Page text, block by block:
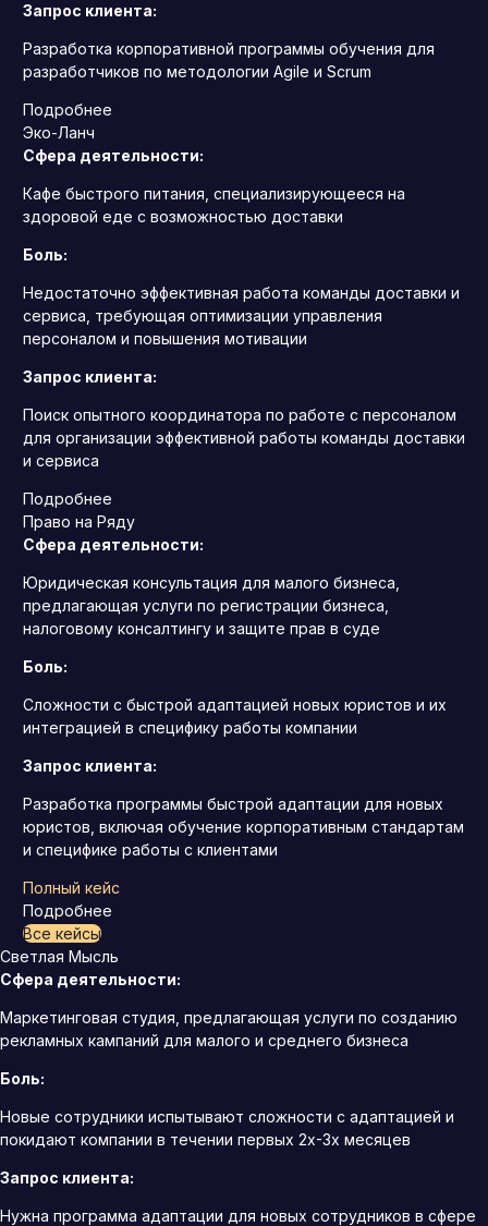
Запрос клиента:
Разработка корпоративной программы обучения для
разработчиков по методологии Agile и Scrum
Подробнее
Эко-Ланч
Сфера деятельности:
Кафе быстрого питания, специализирующееся на
здоровой еде с возможностью доставки
Боль:
Недостаточно эффективная работа команды доставки и
сервиса, требующая оптимизации управления
персоналом и повышения мотивации
Запрос клиента:
Поиск опытного координатора по работе с персоналом
для организации эффективной работы команды доставки
и сервиса
Подробнее
Право на Ряду
Сфера деятельности:
Юридическая консультация для малого бизнеса,
предлагающая услуги по регистрации бизнеса,
налоговому консалтингу и защите прав в суде
Боль:
Сложности с быстрой адаптацией новых юристов и их
интеграцией в специфику работы компании
Запрос клиента:
Разработка программы быстрой адаптации для новых
юристов, включая обучение корпоративным стандартам
и специфике работы с клиентами
Полный кейс
Подробнее
Все кейсы
Светлая Мысль
Сфера деятельности:
Маркетинговая студия, предлагающая услуги по созданию
рекламных кампаний для малого и среднего бизнеса
Боль:
Новые сотрудники испытывают сложности с адаптацией и
покидают компании в течении первых 2х-3х месяцев
Запрос клиента:
Нужна программа адаптации для новых сотрудников в сфере